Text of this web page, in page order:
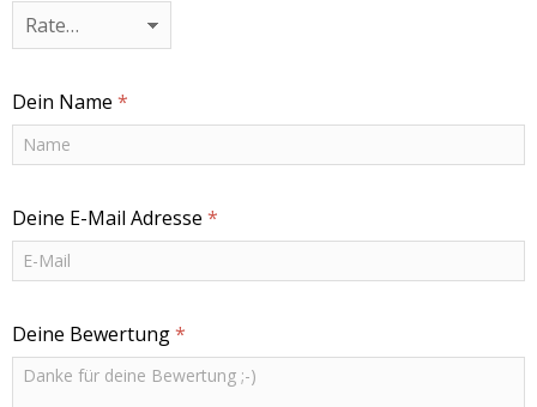
Dein Name *
Deine E-Mail Adresse *
Deine Bewertung*